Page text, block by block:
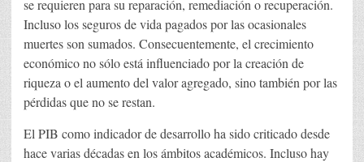
se requieren para su reparación, remediación o recuperación.
Incluso los seguros de vida pagados por las ocasionales
muertes son sumados. Consecuentemente, el crecimiento
económico no sólo está influenciado por la creación de
riqueza o el aumento del valor agregado, sino también por las
pérdidas que no se restan.
El PIB como indicador de desarrollo ha sido criticado desde
hace varias décadas en los ámbitos académicos. Incluso hay